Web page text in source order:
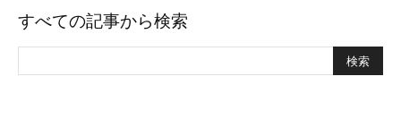
すべての記事から検索